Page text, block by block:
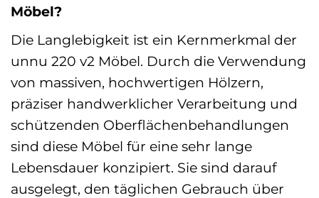
Möbel?
Die Langlebigkeit ist ein Kernmerkmal der
unnu 220 v2 Möbel. Durch die Verwendung
von massiven, hochwertigen Hölzern,
präziser handwerklicher Verarbeitung und
schützenden Oberflächenbehandlungen
sind diese Möbel für eine sehr lange
Lebensdauer konzipiert. Sie sind darauf
ausgelegt, den täglichen Gebrauch über